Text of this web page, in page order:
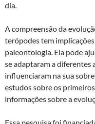
dia.
A compreensão da
terópodes tem
paleontologia. Ela pode
se adaptaram a diferentes
influenciaram na sua
estudos sobre os
informações sobre a